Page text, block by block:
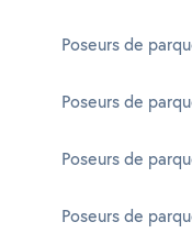
Poseurs de
Poseurs de
Poseurs de
Poseurs de